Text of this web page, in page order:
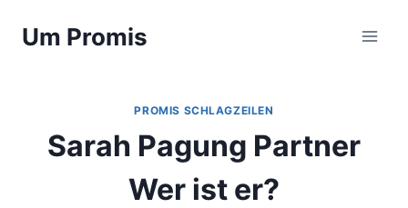
InhaltUm Promis
PROMIS SCHLAGZEILEN
Sarah Pagung Partner
Wer ist er?